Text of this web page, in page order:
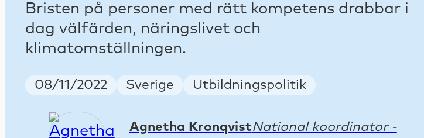
Bristen på personer med rätt kompetens drabbar i
dag välfärden, näringslivet och
klimatomställningen.
Publish Date
08/11/2022 Country
Sverige Keywords
Utbildningspolitik
Agnetha KronqvistNational koordinator -